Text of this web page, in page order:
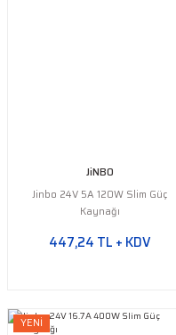
JiNBO
Jinbo 24V 5A 120W Slim Güç
Kaynağı
447,24 TL + KDV
YENİ